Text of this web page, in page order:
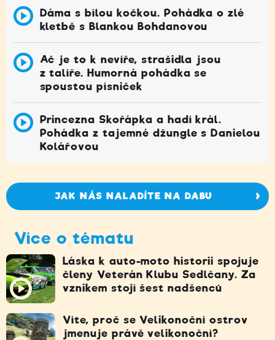
Dáma s bílou kočkou. Pohádka o zlé
kletbě s Blankou Bohdanovou
Ač je to k nevíře, strašidla jsou
z talíře. Humorná pohádka se
spoustou písniček
Princezna Skořápka a hadí král.
Pohádka z tajemné džungle s Danielou
Kolářovou
JAK NÁS NALADÍTE NA DABU
Více o tématu
Láska k auto-moto historii spojuje
členy Veterán Klubu Sedlčany. Za
vznikem stojí šest nadšenců
Víte, proč se Velikonoční ostrov
jmenuje právě velikonoční?